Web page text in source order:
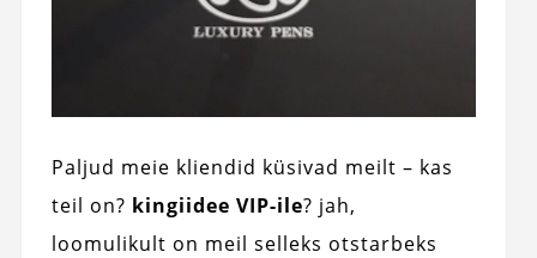
Paljud meie kliendid küsivad meilt – kas
teil on? kingiidee VIP-ile? jah,
loomulikult on meil selleks otstarbeks